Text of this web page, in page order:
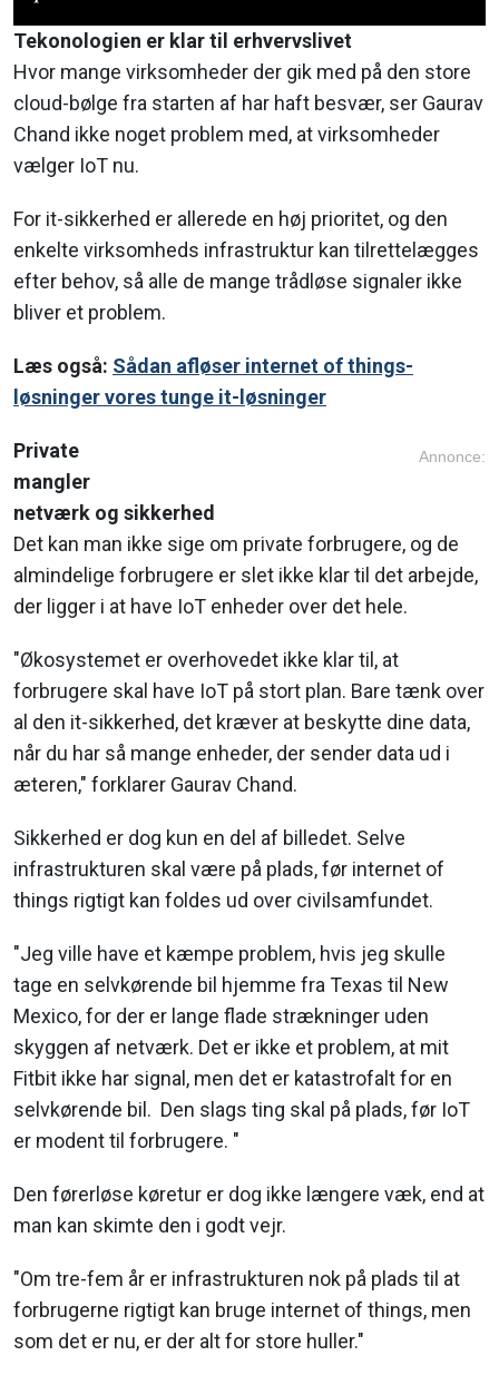
Tekonologien er klar til erhvervslivet
Hvor mange virksomheder der gik med på den store
cloud-bølge fra starten af har haft besvær, ser Gaurav
Chand ikke noget problem med, at virksomheder
vælger IoT nu.
For it-sikkerhed er allerede en høj prioritet, og den
enkelte virksomheds infrastruktur kan tilrettelægges
efter behov, så alle de mange trådløse signaler ikke
bliver et problem.
Læs også: Sådan afløser internet of things-
løsninger vores tunge it-løsninger
Annonce:
Private
mangler
netværk og sikkerhed
Det kan man ikke sige om private forbrugere, og de
almindelige forbrugere er slet ikke klar til det arbejde,
der ligger i at have IoT enheder over det hele.
"Økosystemet er overhovedet ikke klar til, at
forbrugere skal have IoT på stort plan. Bare tænk over
al den it-sikkerhed, det kræver at beskytte dine data,
når du har så mange enheder, der sender data ud i
æteren," forklarer Gaurav Chand.
Sikkerhed er dog kun en del af billedet. Selve
infrastrukturen skal være på plads, før internet of
things rigtigt kan foldes ud over civilsamfundet.
"Jeg ville have et kæmpe problem, hvis jeg skulle
tage en selvkørende bil hjemme fra Texas til New
Mexico, for der er lange flade strækninger uden
skyggen af netværk. Det er ikke et problem, at mit
Fitbit ikke har signal, men det er katastrofalt for en
selvkørende bil. Den slags ting skal på plads, før IoT
er modent til forbrugere. "
Den førerløse køretur er dog ikke længere væk, end at
man kan skimte den i godt vejr.
"Om tre-fem år er infrastrukturen nok på plads til at
forbrugerne rigtigt kan bruge internet of things, men
som det er nu, er der alt for store huller."